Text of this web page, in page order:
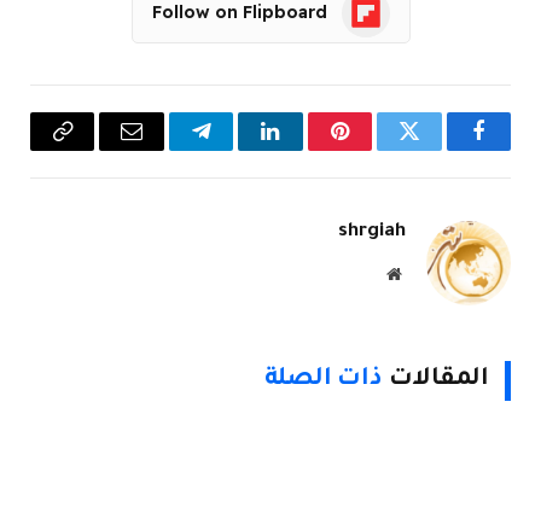
Follow on Flipboard
فيسبوكتويتر بينتيريستلينكدإن تيلقرام البريد
Copy
shrgiah
موقع
المقالات ذات الصلة